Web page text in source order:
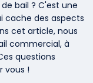
bail ? C'est une
cache des aspects
cet article, nous
commercial, à
questions
vous !